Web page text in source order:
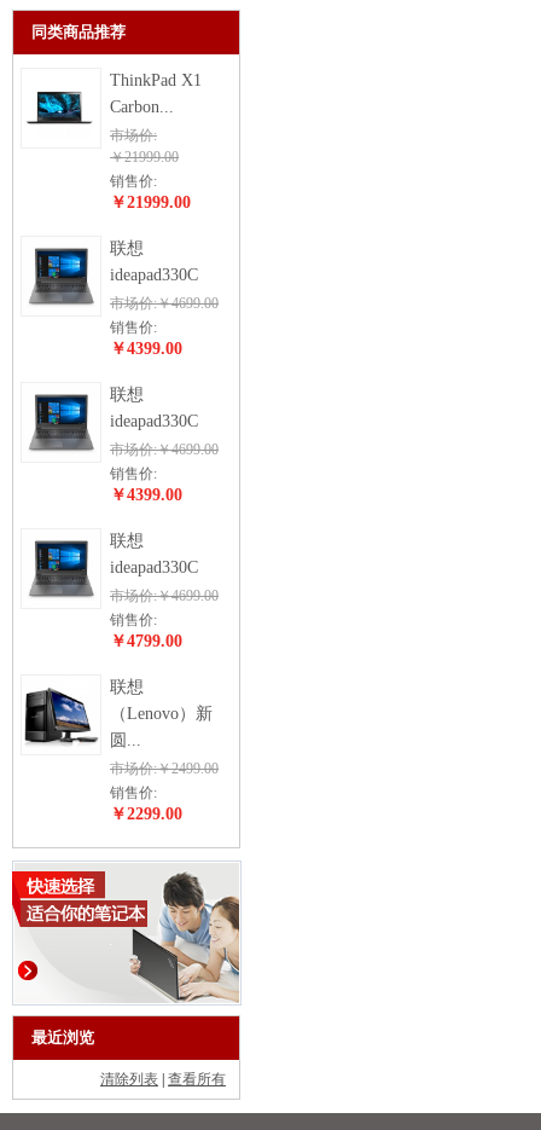
同类商品推荐
ThinkPad X1
Carbon...
市场价:
￥21999.00
销售价:
￥21999.00
联想
ideapad330C
市场价:￥4699.00
销售价:
￥4399.00
联想
ideapad330C
市场价:￥4699.00
销售价:
￥4399.00
联想
ideapad330C
市场价:￥4699.00
销售价:
￥4799.00
联想
（Lenovo）新
圆...
市场价:￥2499.00
销售价:
￥2299.00
最近浏览
清除列表 查看所有